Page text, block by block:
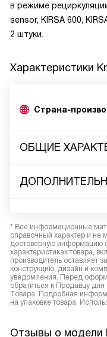
в режиме
sensor, KIRSA 600,
2 штуки.
Характеристики
Страна-
ОБЩИЕ
* Все информационные
справочный характер и не
достоверную информацию
характеристиках товара,
производитель оставляет
конструкцию, дизайн и
уведомления. Перед
обратиться к Продавцу для
Товара. Подробная
на упаковке товара.
Отзывы о модели